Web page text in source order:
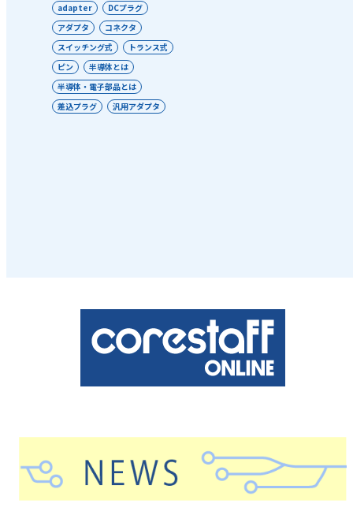
adapter
DCプラグ
アダプタ
コネクタ
スイッチング式
トランス式
ピン
半導体とは
半導体・電子部品とは
差込プラグ
汎用アダプタ